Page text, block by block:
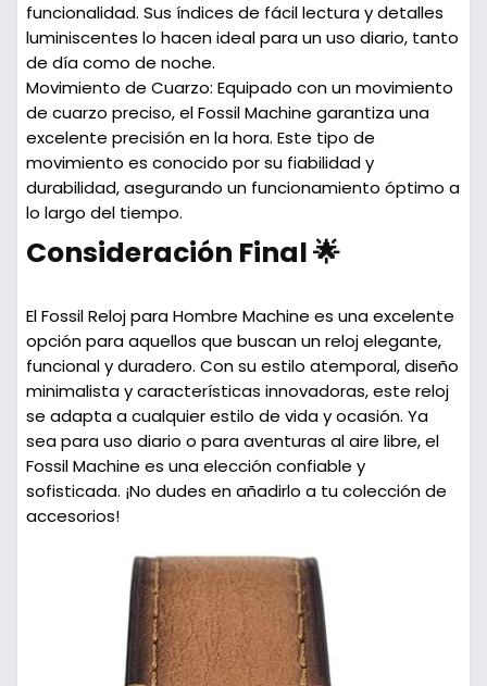
funcionalidad. Sus índices de fácil lectura y detalles
luminiscentes lo hacen ideal para un uso diario, tanto
de día como de noche.
Movimiento de Cuarzo: Equipado con un movimiento
de cuarzo preciso, el Fossil Machine garantiza una
excelente precisión en la hora. Este tipo de
movimiento es conocido por su fiabilidad y
durabilidad, asegurando un funcionamiento óptimo a
lo largo del tiempo.
Consideración Final 🌟
El Fossil Reloj para Hombre Machine es una excelente
opción para aquellos que buscan un reloj elegante,
funcional y duradero. Con su estilo atemporal, diseño
minimalista y características innovadoras, este reloj
se adapta a cualquier estilo de vida y ocasión. Ya
sea para uso diario o para aventuras al aire libre, el
Fossil Machine es una elección confiable y
sofisticada. ¡No dudes en añadirlo a tu colección de
accesorios!